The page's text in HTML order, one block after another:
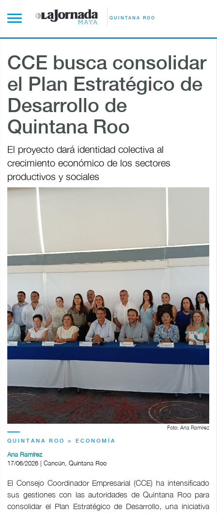
QUINTANA ROO
CCE busca consolidar
el Plan Estratégico de
Desarrollo de
Quintana Roo
El proyecto dará identidad colectiva al
crecimiento económico de los sectores
productivos y sociales
Foto: Ana Ramírez
QUINTANA ROO > ECONOMÍA
Ana Ramírez
17/06/2026 | Cancún, Quintana Roo
El Consejo Coordinador Empresarial (CCE) ha intensificado
sus gestiones con las autoridades de Quintana Roo para
consolidar el Plan Estratégico de Desarrollo, una iniciativa